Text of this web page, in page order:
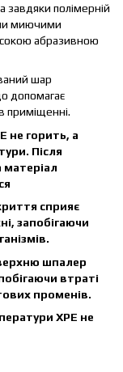
полімерній
миючими
абразивною
шар
допомагає
приміщенні.
не горить, а
Після
сприяє
запобігаючи
шпалер
втраті
променів.
ХРЕ не